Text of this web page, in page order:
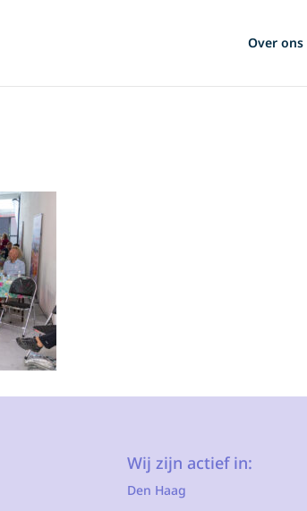
Over ons
Wij zijn actief in:
Den Haag